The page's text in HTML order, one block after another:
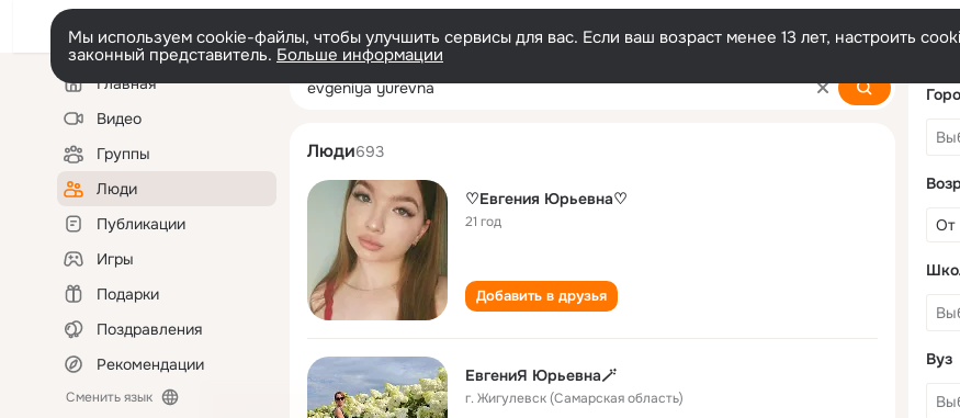
Мы используем cookie-файлы, чтобы улучшить сервисы для вас. Если ваш возраст менее 13 лет, настроить
законный представитель. Больше информации
Левая
колонкаГлавная
Видео
Группы
Люди
Публикации
Игры
Подарки
Поздравления
Рекомендации
Сменить язык
evgeniya yurevna
Люди693
♡︎Евгения Юрьевна♡︎
21 год
Добавить в друзья
ЕвгениЯ Юрьевна🪄
г. Жигулевск (Самарская область)
Вуз